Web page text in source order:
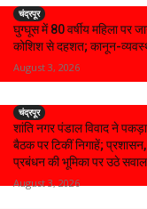
चंद्रपूर
घुग्घूस में 80 वर्षीय महिला पर
कोशिश से दहशत; कानून-
August 3, 2026
चंद्रपूर
शांति नगर पंडाल विवाद ने
बैठक पर टिकीं निगाहें;
प्रबंधन की भूमिका पर उठे सवाल
August 3, 2026